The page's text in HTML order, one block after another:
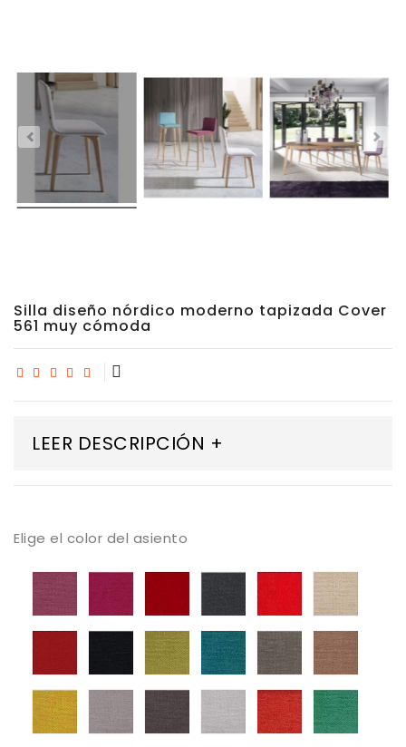
Silla diseño nórdico moderno tapizada Cover
561 muy cómoda
LEER DESCRIPCIÓN +
Elige el color del asiento
Mystic
05
06
Tapizado
Mystic
08
Mystic
13
Tapizado
Mystic
38
50
56
Tapizado
Mystic
59
Tapizado
Mystic
61
Tapizado
Mystic
68
Tapizado
Mystic
69
Mystic
104
Tapizado
Mystic
105
Mystic
112
Tapizado
Mystic
131
Tapizado
Mystic
136
Tapizado
Mystic
161
Mystic
187